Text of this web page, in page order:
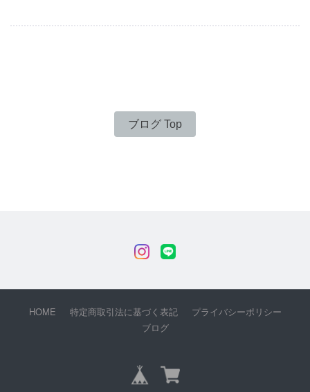
ブログ Top
HOME 特定商取引法に基づく表記
プライバシーポリシー
ブログ